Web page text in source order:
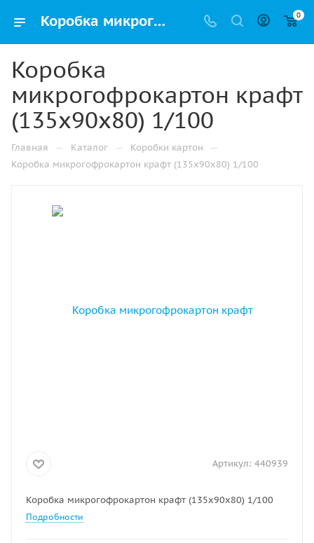
Коробка микрогофрокартон крафт (135х90х80) 1/100 купить дешево в Нижнем Новгороде оптом и в розницу с доставкой 0
Коробка
микрогофрокартон крафт
(135х90х80) 1/100
Главная — Каталог — Коробки картон —
Коробка микрогофрокартон крафт (135х90х80) 1/100
Артикул: 440939
Коробка микрогофрокартон крафт (135х90х80) 1/100
Подробности